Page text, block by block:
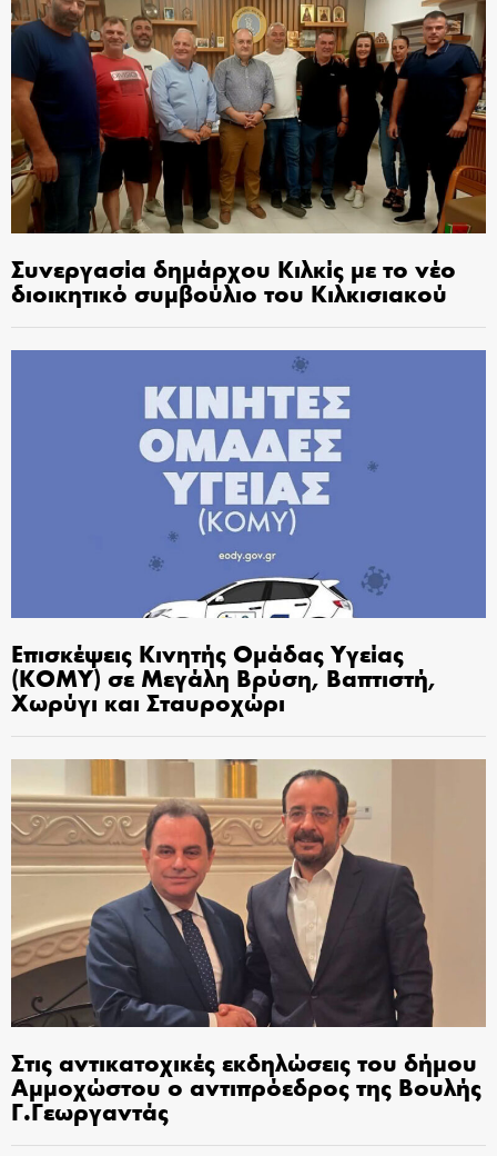
Συνεργασία δημάρχου Κιλκίς με το νέο
διοικητικό συμβούλιο του Κιλκισιακού
Επισκέψεις Κινητής Ομάδας Υγείας
(ΚΟΜΥ) σε Μεγάλη Βρύση, Βαπτιστή,
Χωρύγι και Σταυροχώρι
Στις αντικατοχικές εκδηλώσεις του δήμου
Αμμοχώστου ο αντιπρόεδρος της Βουλής
Γ.Γεωργαντάς